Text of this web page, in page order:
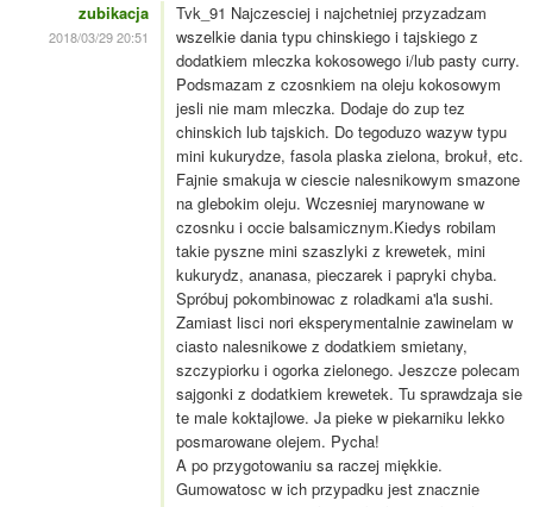
zubikacja
2018/03/29 20:51
Tvk_91 Najczesciej i najchetniej przyzadzam
wszelkie dania typu chinskiego i tajskiego z
dodatkiem mleczka kokosowego i/lub pasty curry.
Podsmazam z czosnkiem na oleju kokosowym
jesli nie mam mleczka. Dodaje do zup tez
chinskich lub tajskich. Do tegoduzo wazyw typu
mini kukurydze, fasola plaska zielona, brokuł, etc.
Fajnie smakuja w ciescie nalesnikowym smazone
na glebokim oleju. Wczesniej marynowane w
czosnku i occie balsamicznym.Kiedys robilam
takie pyszne mini szaszlyki z krewetek, mini
kukurydz, ananasa, pieczarek i papryki chyba.
Spróbuj pokombinowac z roladkami a'la sushi.
Zamiast lisci nori eksperymentalnie zawinelam w
ciasto nalesnikowe z dodatkiem smietany,
szczypiorku i ogorka zielonego. Jeszcze polecam
sajgonki z dodatkiem krewetek. Tu sprawdzaja sie
te male koktajlowe. Ja pieke w piekarniku lekko
posmarowane olejem. Pycha!
A po przygotowaniu sa raczej miękkie.
Gumowatosc w ich przypadku jest znacznie